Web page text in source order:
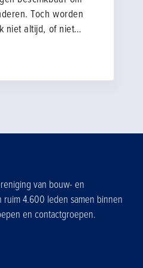
Toch worden
niet altijd, of niet
willen delen in
van bouw- en
4.600 leden samen binnen
en contactgroepen.